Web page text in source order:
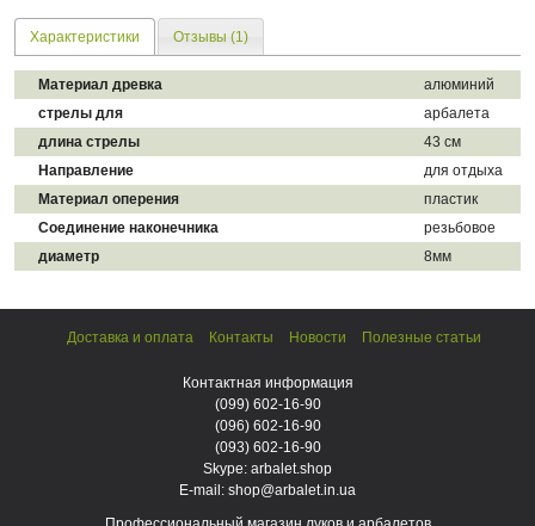
Характеристики Отзывы (1)
Материал древка
алюминий
стрелы для
арбалета
длина стрелы
43 см
Направление
для отдыха
Материал оперения
пластик
Cоединение наконечника
резьбовое
диаметр
8мм
Доставка и оплата Контакты Новости Полезные статьи
Контактная информация
(099) 602-16-90
(096) 602-16-90
(093) 602-16-90
Skype: arbalet.shop
E-mail: shop@arbalet.in.ua